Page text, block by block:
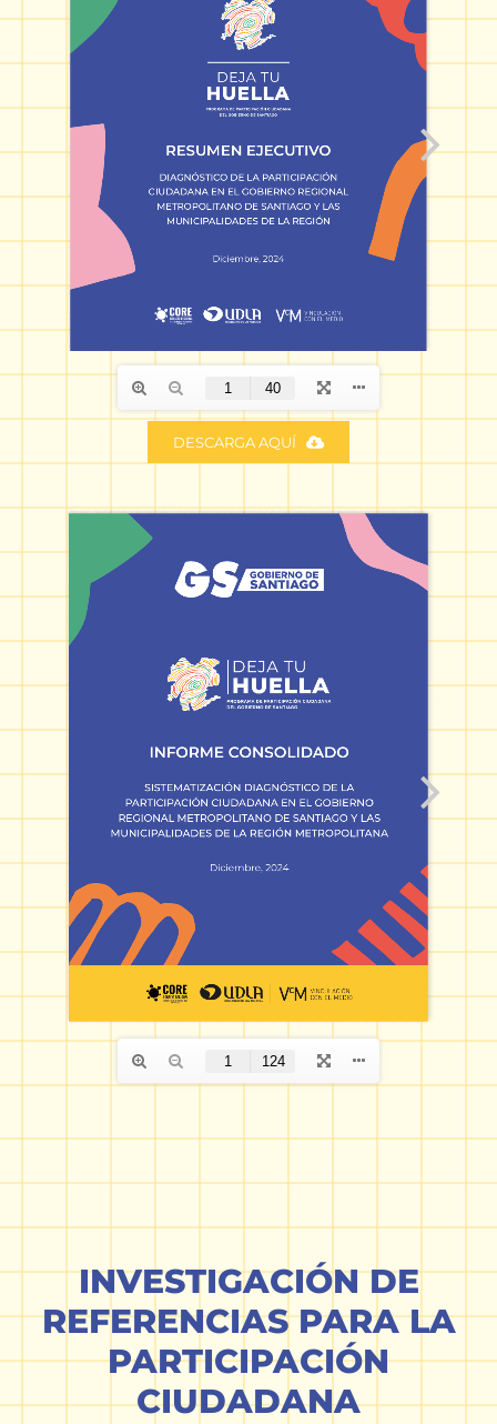
DESCARGA AQUÍ
INVESTIGACIÓN DE
REFERENCIAS PARA LA
PARTICIPACIÓN
CIUDADANA